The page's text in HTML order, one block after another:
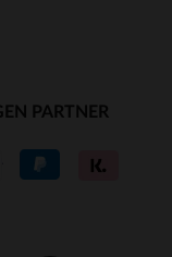
PARTNER